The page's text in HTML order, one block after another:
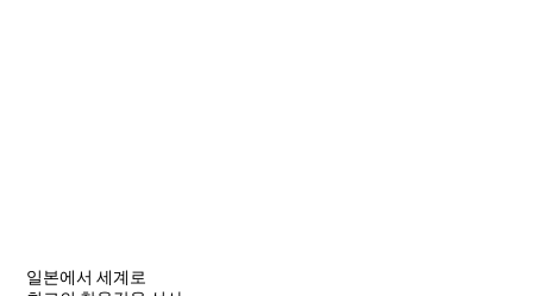
일본에서 세계로